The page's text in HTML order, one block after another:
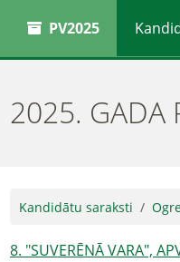
PV2025
2025. GADA
Kandidātu saraksti
8. "SUVERĒNĀ VARA",